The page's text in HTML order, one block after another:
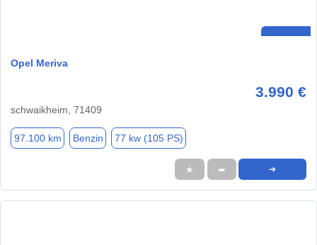
Opel Meriva
3.990 €
schwaikheim, 71409
97.100 km Benzin 77 kw (105 PS)
★ ➦ ➜